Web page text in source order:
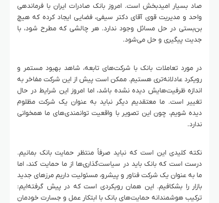
صاد بسیار امیدبخش است. امروز بانک صادرات ایران با فرماندهی
واحد و مدیریت قوی آقای دکتر سیفی، فضایی ایجاد کرده که هیچ
بن‌بستی در حل مسائل وجود ندارد. هر چالشی که مطرح شود، با
جدیت پیگیری و حل می‌شود.
در مورد تعاملات بانک با شرکت‌های تابعه، شاهد بهبود مستمر و
رویکرد عادلانه‌تری هستیم. ممکن است پیش از این شرکت مفاخر به
اندازه ظرفیت‌هایش دیده نشده باشد، اما امروز این شرایط در حال
تغییر است. ما معتقدیم دیگر نباید به عنوان یک شرکت مظلوم
دیده شویم، چون این تصویر با واقعیت توانمندی‌های ما همخوانی
ندارد.
نکته کلیدی این است که نباید صرفاً منتظر حمایت بانک بمانیم.
درست است که بانک باید در سیاست‌گذاری‌ها از ما حمایت کند، اما
ما به عنوان یک شرکت فناور و پیشرو، مسئولیت داریم مرزهای جدید
بازار را بشکافیم. این همان رویکردی است که در پیش گرفته‌ایم:
ترکیب هوشمندانه حمایت‌های بانک با ابتکار عمل و جسارت خودمان